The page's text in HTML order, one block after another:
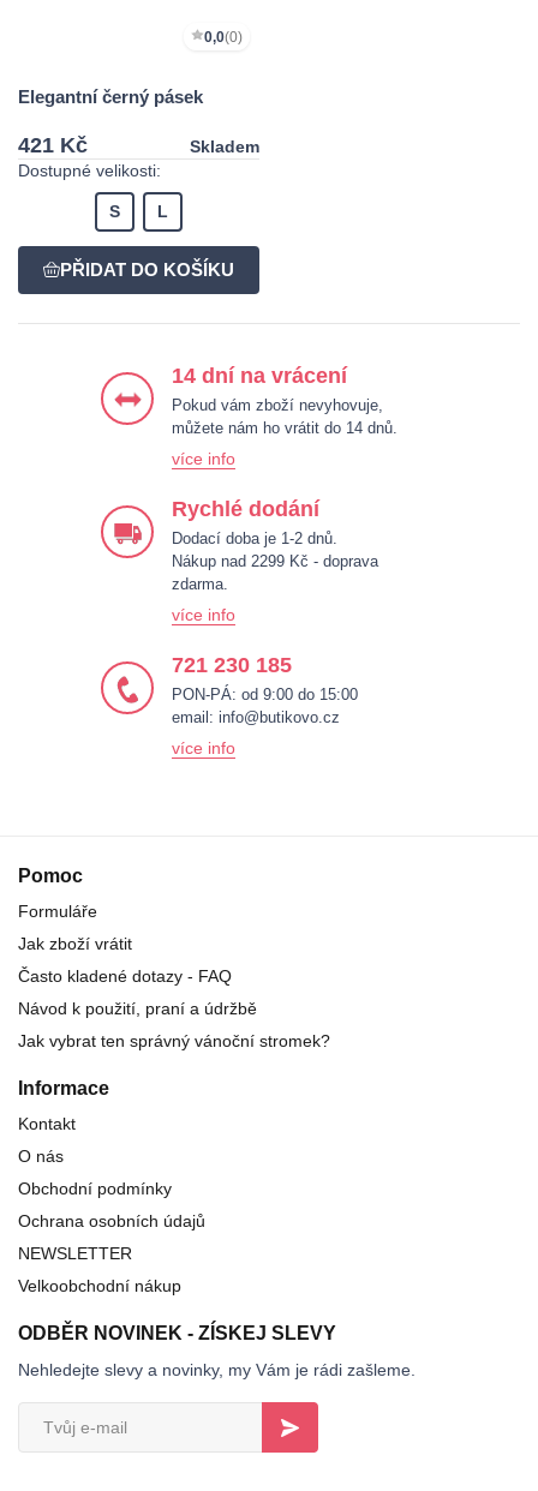
0,0(0)
Elegantní černý pásek
421 Kč
Skladem
Dostupné velikosti:
S L
14 dní na vrácení
Pokud vám zboží nevyhovuje,
můžete nám ho vrátit do 14 dnů.
více info
Rychlé dodání
Dodací doba je 1-2 dnů.
Nákup nad 2299 Kč - doprava
zdarma.
více info
721 230 185
PON-PÁ: od 9:00 do 15:00
email: info@butikovo.cz
více info
Pomoc
Formuláře
Jak zboží vrátit
Často kladené dotazy - FAQ
Návod k použití, praní a údržbě
Jak vybrat ten správný vánoční stromek?
Informace
Kontakt
O nás
Obchodní podmínky
Ochrana osobních údajů
NEWSLETTER
Velkoobchodní nákup
ODBĚR NOVINEK - ZÍSKEJ SLEVY
Nehledejte slevy a novinky, my Vám je rádi zašleme.